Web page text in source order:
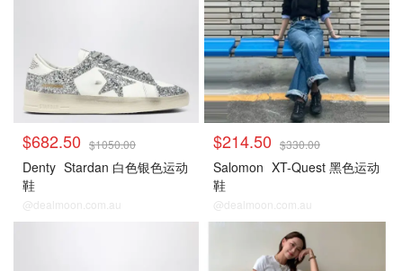
$682.50 $1050.00
Denty Stardan 白色银色运动
鞋
@dealmoon.com.au
$214.50 $330.00
Salomon XT-Quest 黑色运动
鞋
@dealmoon.com.au